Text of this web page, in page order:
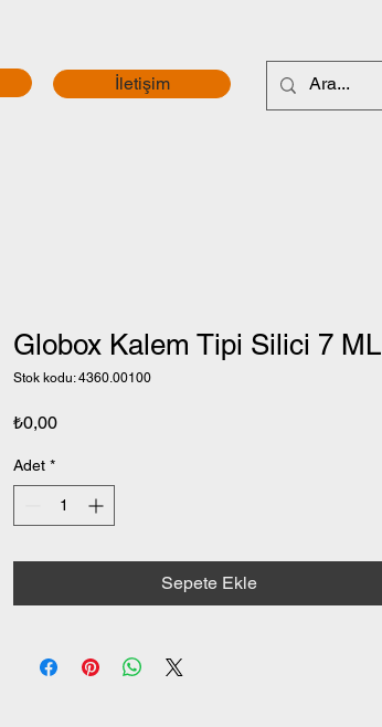
İletişim
Globox Kalem Tipi Silici 7 ML
Stok kodu: 4360.00100
₺0,00Fiyat
Adet *
Sepete Ekle